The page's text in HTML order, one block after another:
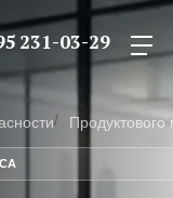
231-03-29
Продуктового